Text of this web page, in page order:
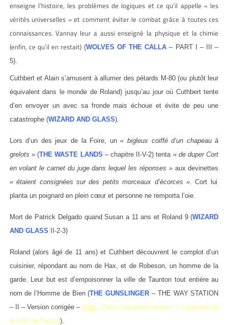
enseigne l’histoire, les problèmes de logiques et ce qu’il appelle « les
vérités universelles » et comment éviter le combat grâce à toutes ces
connaissances. Vannay leur a aussi enseigné la physique et la chimie
(enfin, ce qu’il en restait) (WOLVES OF THE CALLA – PART I – III –
5).
Cuthbert et Alain s’amusent à allumer des pétards M-80 (ou plutôt leur
équivalent dans le monde de Roland) jusqu’au jour où Cuthbert tente
d’en envoyer un avec sa fronde mais échoue et évite de peu une
catastrophe (WIZARD AND GLASS).
Lors d’un des jeux de la Foire, un« bigleux coiffé d’un chapeau à
grelots »(THE WASTE LANDS – chapitre II-V-2) tenta « de duper Cort
en volant le carnet du juge dans lequel les réponses »aux devinettes
« étaient consignées sur des petits morceaux d’écorces » . Cort lui
planta un poignard en plein cœur et personne ne remporta l’oie.
Mort de Patrick Delgado quand Susan a 11 ans et Roland 9 (WIZARD
AND GLASS II-2-3)
Roland (alors âgé de 11 ans) et Cuthbert découvrent le complot d’un
cuisinier, répondant au nom de Hax, et de Robeson, un homme de la
garde. Leur but est d’empoisonner la ville de Taunton tout entière au
nom de l’Homme de Bien (THE GUNSLINGER – THE WAY STATION
– II – Version corrigée – Note: Dans l’ancienne version, il s’agissait de
la ville de Farson).